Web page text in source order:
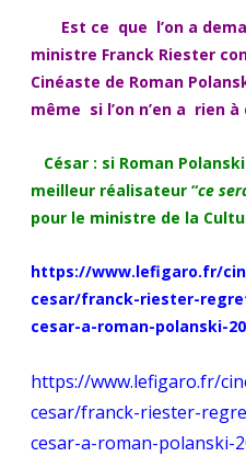
Est ce que l’on a
ministre Franck Riester
Cinéaste de Roman
même si l’on n’en a rien
César : si Roman
meilleur réalisateur “ce
pour le ministre de la
https://www.lefigaro.fr/
cesar/franck-riester-
cesar-a-roman-polanski-
https://www.lefigaro.fr/
cesar/franck-riester-
cesar-a-roman-polanski-